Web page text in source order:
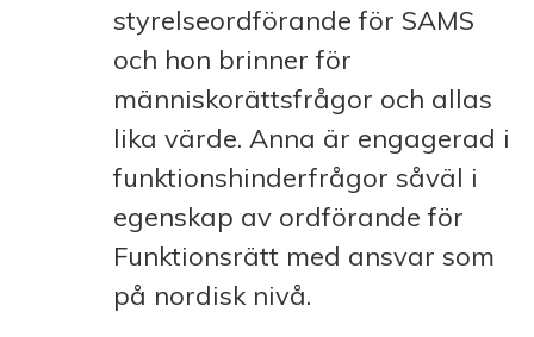
styrelseordförande för SAMS
och hon brinner för
människorättsfrågor och allas
lika värde. Anna är engagerad i
funktionshinderfrågor såväl i
egenskap av ordförande för
Funktionsrätt med ansvar som
på nordisk nivå.